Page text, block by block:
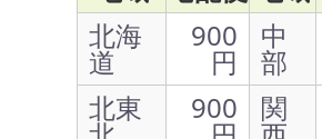
北海
道
900
円
中
部
北東
900 関